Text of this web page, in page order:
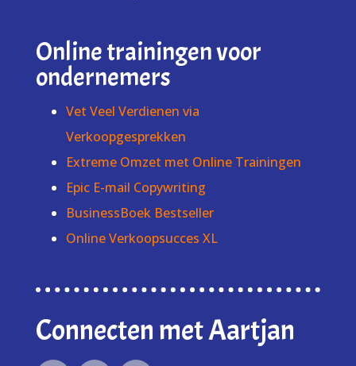
Online trainingen voor
ondernemers
Vet Veel Verdienen via
Verkoopgesprekken
Extreme Omzet met Online Trainingen
Epic E-mail Copywriting
BusinessBoek Bestseller
Online Verkoopsucces XL
Connecten met Aartjan